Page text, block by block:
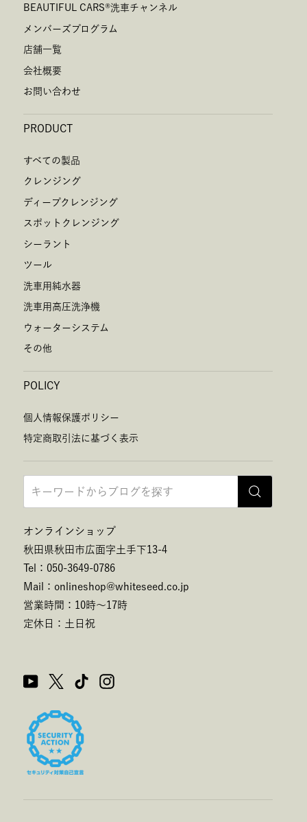
BEAUTIFUL CARS®洗車チャンネル
メンバーズプログラム
店舗一覧
会社概要
お問い合わせ
PRODUCT
すべての製品
クレンジング
ディープクレンジング
スポットクレンジング
シーラント
ツール
洗車用純水器
洗車用高圧洗浄機
ウォーターシステム
その他
POLICY
個人情報保護ポリシー
特定商取引法に基づく表示
オンラインショップ
秋田県秋田市広面字土手下13-4
Tel：050-3649-0786
Mail：onlineshop@whiteseed.co.jp
営業時間：10時～17時
定休日：土日祝